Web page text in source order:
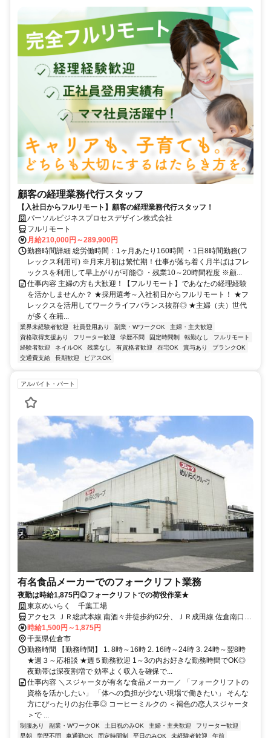
顧客の経理業務代行スタッフ
【入社日からフルリモート】顧客の経理業務代行スタッフ！
パーソルビジネスプロセスデザイン株式会社
フルリモート
月給210,000円～289,900円
勤務時間詳細 総労働時間：1ヶ月あたり160時間 ・1日8時間勤務(フ
レックス利用可) ※月末月初は繁忙期！仕事が落ち着く月半ばはフレ
ックスを利用して早上がりが可能◎ ・残業10～20時間程度 ※顧...
仕事内容 主婦の方も大歓迎！【フルリモート】であなたの経理経験
を活かしませんか？ ★採用選考～入社初日からフルリモート！ ★フ
レックスを活用してワークライフバランス抜群◎ ★主婦（夫）世代
が多く在籍...
業界未経験者歓迎 社員登用あり 副業・WワークOK
主婦・主夫歓迎
資格取得支援あり
フリーター歓迎 学歴不問 固定時間制 転勤なし
フルリモート
経験者歓迎
ネイルOK 残業なし 有資格者歓迎 在宅OK 賞与あり
ブランクOK
交通費支給
長期歓迎 ピアスOK
アルバイト・パート
有名食品メーカーでのフォークリフト業務
夜勤は時給1,875円◎フォークリフトでの荷役作業★
東京めいらく 千葉工場
アクセス ＪＲ総武本線 南酒々井徒歩約62分、ＪＲ成田線 佐倉南口徒
歩約69分 佐倉駅から無料送迎バス有り★自転車通勤OK
時給1,500円～1,875円
千葉県佐倉市
勤務時間 【勤務時間】 1. 8時～16時 2. 16時～24時 3. 24時～翌8時
★週３～応相談 ★週５勤務歓迎 1～3の内お好きな勤務時間でOK◎
夜勤帯は深夜割増で 効率よく収入を確保で...
仕事内容 ＼スジャータが有名な食品メーカー／ 「フォークリフトの
資格を活かしたい」 「体への負担が少ない現場で働きたい」 そんな
方にぴったりのお仕事◎ コーヒーミルクの ＜褐色の恋人スジャータ
＞で ...
制服あり 副業・WワークOK 土日祝のみOK 主婦・主夫歓迎
フリーター歓迎
早朝
学歴不問 車通勤OK 固定時間制 平日のみOK 未経験者歓迎 午前